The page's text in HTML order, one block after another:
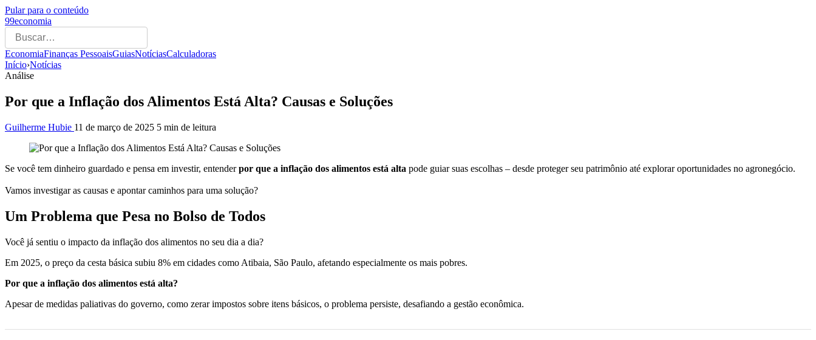
Pular para o conteúdo
99economia
EconomiaFinanças PessoaisGuiasNotíciasCalculadoras
Início›Notícias
Análise
Por que a Inflação dos Alimentos Está Alta? Causas e Soluções
Guilherme Hubie 11 de março de 2025 5 min de leitura
Se você tem dinheiro guardado e pensa em investir, entenderpor que a inflação dos alimentos está alta pode guiar suas escolhas – desde proteger seu patrimônio até explorar oportunidades no agronegócio.
Vamos investigar as causas e apontar caminhos para uma solução?
Um Problema que Pesa no Bolso de Todos
Você já sentiu o impacto da inflação dos alimentos no seu dia a dia?
Em 2025, o preço da cesta básica subiu 8% em cidades como Atibaia, São Paulo, afetando especialmente os mais pobres.
Por que a inflação dos alimentos está alta?
Apesar de medidas paliativas do governo, como zerar impostos sobre itens básicos, o problema persiste, desafiando a gestão econômica.